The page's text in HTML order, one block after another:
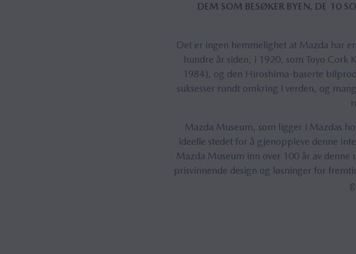
DEM SOM BESØKER BYEN. DE 10
Det er ingen hemmelighet at Mazda har
hundre år siden, i 1920, som Toyo Cork
1984), og den Hiroshima-baserte
suksesser rundt omkring i verden, og
Mazda Museum, som ligger i Mazdas
ideelle stedet for å gjenoppleve denne
Mazda Museum inn over 100 år av
prisvinnende design og løsninger for